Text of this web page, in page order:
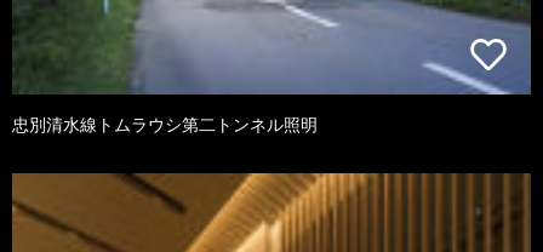
忠別清水線トムラウシ第二トンネル照明